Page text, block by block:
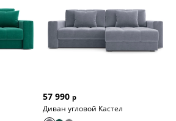
57 990 р
Диван угловой Кастел